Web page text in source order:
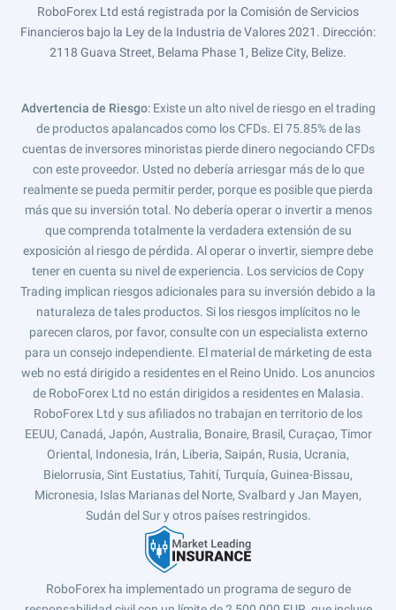
RoboForex Ltd está registrada por la Comisión de Servicios
Financieros bajo la Ley de la Industria de Valores 2021. Dirección:
2118 Guava Street, Belama Phase 1, Belize City, Belize.
Advertencia de Riesgo: Existe un alto nivel de riesgo en el trading
de productos apalancados como los CFDs. El 75.85% de las
cuentas de inversores minoristas pierde dinero negociando CFDs
con este proveedor. Usted no debería arriesgar más de lo que
realmente se pueda permitir perder, porque es posible que pierda
más que su inversión total. No debería operar o invertir a menos
que comprenda totalmente la verdadera extensión de su
exposición al riesgo de pérdida. Al operar o invertir, siempre debe
tener en cuenta su nivel de experiencia. Los servicios de Copy
Trading implican riesgos adicionales para su inversión debido a la
naturaleza de tales productos. Si los riesgos implícitos no le
parecen claros, por favor, consulte con un especialista externo
para un consejo independiente. El material de márketing de esta
web no está dirigido a residentes en el Reino Unido. Los anuncios
de RoboForex Ltd no están dirigidos a residentes en Malasia.
RoboForex Ltd y sus afiliados no trabajan en territorio de los
EEUU, Canadá, Japón, Australia, Bonaire, Brasil, Curaçao, Timor
Oriental, Indonesia, Irán, Liberia, Saipán, Rusia, Ucrania,
Bielorrusia, Sint Eustatius, Tahití, Turquía, Guinea-Bissau,
Micronesia, Islas Marianas del Norte, Svalbard y Jan Mayen,
Sudán del Sur y otros países restringidos.
RoboForex ha implementado un programa de seguro de